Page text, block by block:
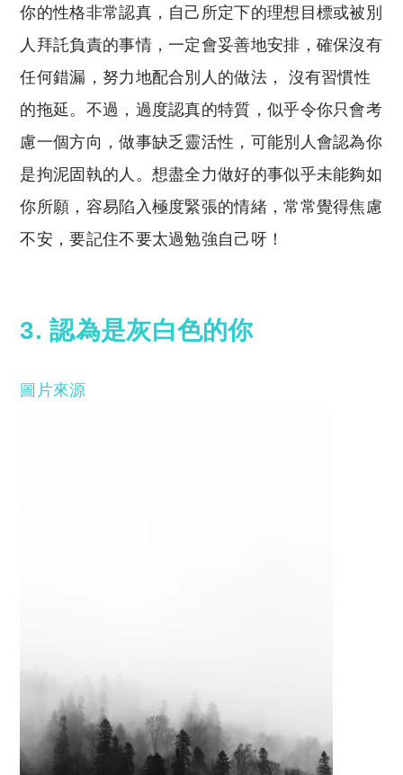
你的性格非常認真，自己所定下的理想目標或被別
人拜託負責的事情，一定會妥善地安排，確保沒有
任何錯漏，努力地配合別人的做法， 沒有習慣性
的拖延。不過，過度認真的特質，似乎令你只會考
慮一個方向，做事缺乏靈活性，可能別人會認為你
是拘泥固執的人。想盡全力做好的事似乎未能夠如
你所願，容易陷入極度緊張的情緒，常常覺得焦慮
不安，要記住不要太過勉強自己呀！
3. 認為是灰白色的你
圖片來源